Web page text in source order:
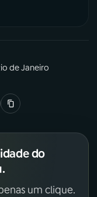
de Janeiro
do
um clique.